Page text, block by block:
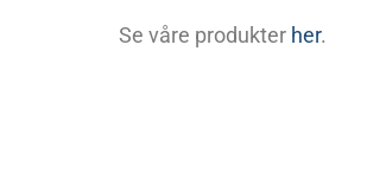
Se våre produkter her.